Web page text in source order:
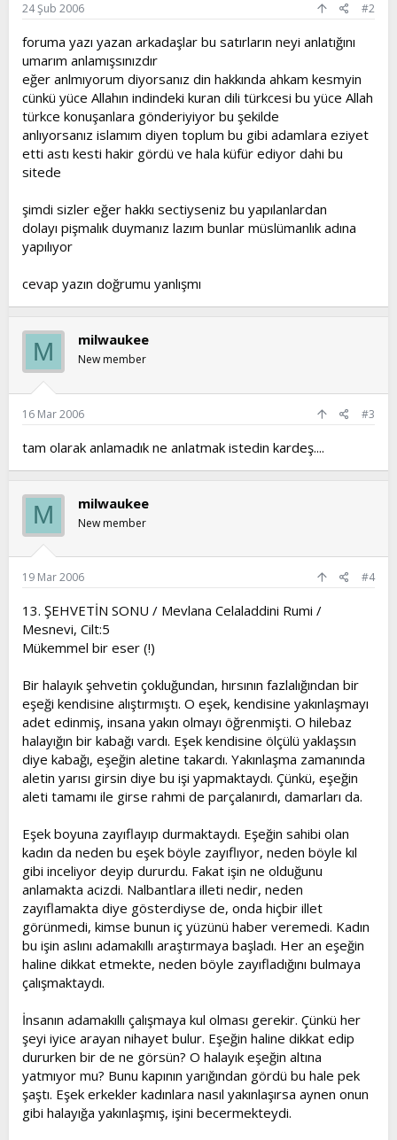
24 Şub 2006 #2
foruma yazı yazan arkadaşlar bu satırların neyi anlatığını
umarım anlamışsınızdır
eğer anlmıyorum diyorsanız din hakkında ahkam kesmyin
cünkü yüce Allahın indindeki kuran dili türkcesi bu yüce Allah
türkce konuşanlara gönderiyiyor bu şekilde
anlıyorsanız islamım diyen toplum bu gibi adamlara eziyet
etti astı kesti hakir gördü ve hala küfür ediyor dahi bu
sitede
şimdi sizler eğer hakkı sectiyseniz bu yapılanlardan
dolayı pişmalık duymanız lazım bunlar müslümanlık adına
yapılıyor
cevap yazın doğrumu yanlışmı
M milwaukee
New member
16 Mar 2006 #3
tam olarak anlamadık ne anlatmak istedin kardeş....
M milwaukee
New member
19 Mar 2006 #4
13. ŞEHVETİN SONU / Mevlana Celaladdini Rumi /
Mesnevi, Cilt:5
Mükemmel bir eser (!)
Bir halayık şehvetin çokluğundan, hırsının fazlalığından bir
eşeği kendisine alıştırmıştı. O eşek, kendisine yakınlaşmayı
adet edinmiş, insana yakın olmayı öğrenmişti. O hilebaz
halayığın bir kabağı vardı. Eşek kendisine ölçülü yaklaşsın
diye kabağı, eşeğin aletine takardı. Yakınlaşma zamanında
aletin yarısı girsin diye bu işi yapmaktaydı. Çünkü, eşeğin
aleti tamamı ile girse rahmi de parçalanırdı, damarları da.
Eşek boyuna zayıflayıp durmaktaydı. Eşeğin sahibi olan
kadın da neden bu eşek böyle zayıflıyor, neden böyle kıl
gibi inceliyor deyip dururdu. Fakat işin ne olduğunu
anlamakta acizdi. Nalbantlara illeti nedir, neden
zayıflamakta diye gösterdiyse de, onda hiçbir illet
görünmedi, kimse bunun iç yüzünü haber veremedi. Kadın
bu işin aslını adamakıllı araştırmaya başladı. Her an eşeğin
haline dikkat etmekte, neden böyle zayıfladığını bulmaya
çalışmaktaydı.
İnsanın adamakıllı çalışmaya kul olması gerekir. Çünkü her
şeyi iyice arayan nihayet bulur. Eşeğin haline dikkat edip
dururken bir de ne görsün? O halayık eşeğin altına
yatmıyor mu? Bunu kapının yarığından gördü bu hale pek
şaştı. Eşek erkekler kadınlara nasıl yakınlaşırsa aynen onun
gibi halayığa yakınlaşmış, işini becermekteydi.